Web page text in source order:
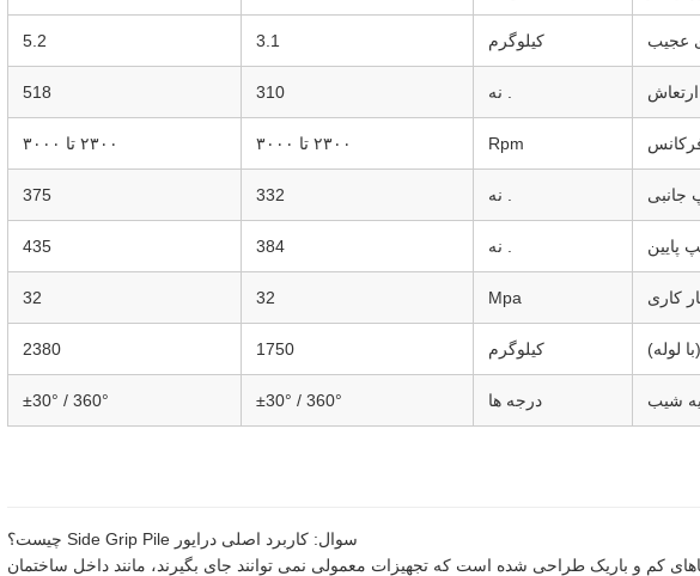
عجیب کیلوگرم 3.1
5.2
. نه 310
518
Rpm ۲۳۰۰ تا ۳۰۰۰ ۲۳۰۰ تا ۳۰۰۰
جانبی . نه 332
375
پایین . نه 384
435
کاری Mpa
32
32
لوله) کیلوگرم 1750
2380
شیب درجه ها 360° / ±30°
360° / ±30°
سوال: کاربرد اصلی درایور Side Grip Pile چیست؟
کم و باریک طراحی شده است که تجهیزات معمولی نمی توانند جای بگیرند، مانند داخل ساختمان